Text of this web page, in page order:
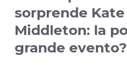
sorprende Kate
Middleton: la
grande evento?